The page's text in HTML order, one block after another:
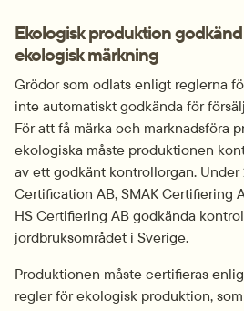
Ekologisk produktion
ekologisk märkning
Grödor som odlats enligt reglerna
inte automatiskt godkända för
För att få märka och marknadsföra
ekologiska måste produktionen
av ett godkänt kontrollorgan. Under
Certification AB, SMAK Certifiering
HS Certifiering AB godkända
jordbruksområdet i Sverige.
Produktionen måste certifieras
regler för ekologisk produktion,